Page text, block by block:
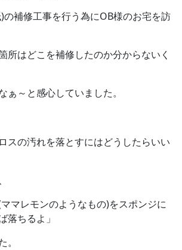
の補修工事を行う為にOB様のお宅を訪
所はどこを補修したのか分からないく
ぁ～と感心していました。
スの汚れを落とすにはどうしたらいい
ママレモンのようなもの)をスポンジに
落ちるよ」